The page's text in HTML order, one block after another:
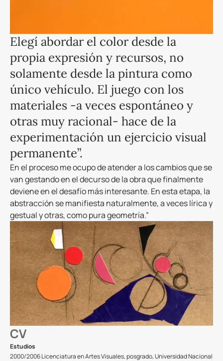
Elegí abordar el color desde la
propia expresión y recursos, no
solamente desde la pintura como
único vehículo. El juego con los
materiales -a veces espontáneo y
otras muy racional- hace de la
experimentación un ejercicio visual
permanente”.
En el proceso me ocupo de atender a los cambios que se
van gestando en el decurso de la obra que finalmente
deviene en el desafío más interesante. En esta etapa, la
abstracción se manifiesta naturalmente, a veces lírica y
gestual y otras, como pura geometría.”
CV
Estudios
2000/2006 Licenciatura en Artes Visuales, posgrado, Universidad Nacional